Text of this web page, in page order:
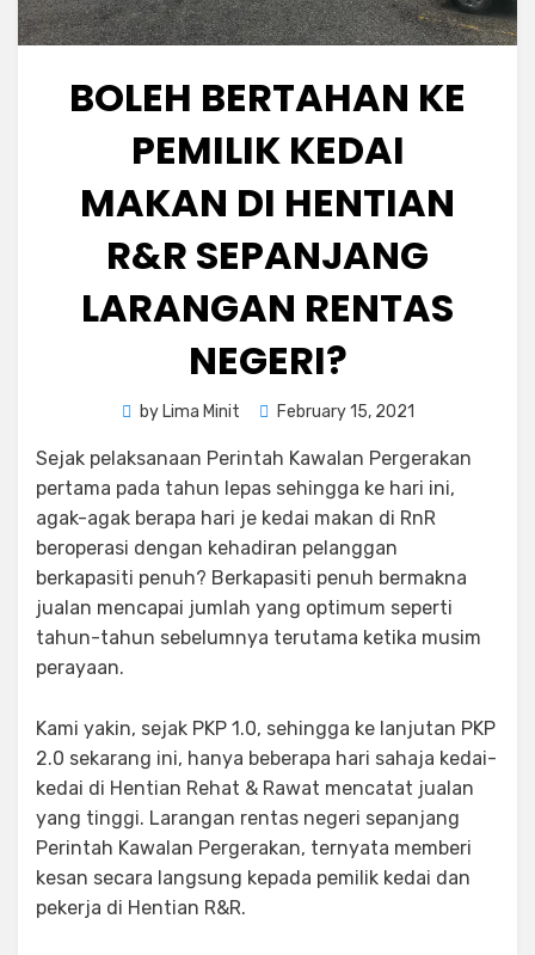
BOLEH BERTAHAN KE
PEMILIK KEDAI
MAKAN DI HENTIAN
R&R SEPANJANG
LARANGAN RENTAS
NEGERI?
by Lima Minit
Posted
February 15, 2021
Sejak pelaksanaan Perintah Kawalan Pergerakan
pertama pada tahun lepas sehingga ke hari ini,
agak-agak berapa hari je kedai makan di RnR
beroperasi dengan kehadiran pelanggan
berkapasiti penuh? Berkapasiti penuh bermakna
jualan mencapai jumlah yang optimum seperti
tahun-tahun sebelumnya terutama ketika musim
perayaan.
Kami yakin, sejak PKP 1.0, sehingga ke lanjutan PKP
2.0 sekarang ini, hanya beberapa hari sahaja kedai-
kedai di Hentian Rehat & Rawat mencatat jualan
yang tinggi. Larangan rentas negeri sepanjang
Perintah Kawalan Pergerakan, ternyata memberi
kesan secara langsung kepada pemilik kedai dan
pekerja di Hentian R&R.